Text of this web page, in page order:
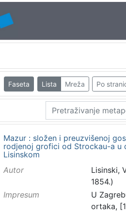
Faseta Lista Mreža Po
Mazur : složen i preuzvišenoj
rodjenoj grofici od Strockau-a u
Lisinskom
Autor
Lisinski,
1854.)
Impresum
U
ortaka,